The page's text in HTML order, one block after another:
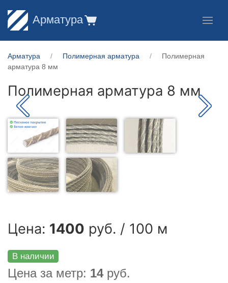
Арматура
Арматура Полимерная арматура
Полимерная
арматура 8 мм
Полимерная арматура 8 мм
Цена: 1400 руб. / 100 м
В наличии
Цена за метр: 14руб.